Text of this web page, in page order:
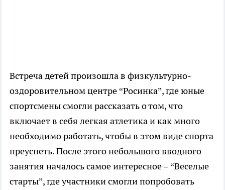
Встреча детей произошла в физкультурно-
оздоровительном центре “Росинка”, где юные
спортсмены смогли рассказать о том, что
включает в себя легкая атлетика и как много
необходимо работать, чтобы в этом виде спорта
преуспеть. После этого небольшого вводного
занятия началось самое интересное – “Веселые
старты”, где участники смогли попробовать